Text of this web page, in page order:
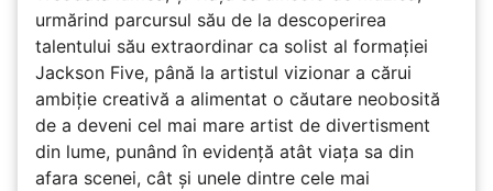
urmărind parcursul său de la descoperirea
talentului său extraordinar ca solist al formației
Jackson Five, până la artistul vizionar a cărui
ambiție creativă a alimentat o căutare neobosită
de a deveni cel mai mare artist de divertisment
din lume, punând în evidență atât viața sa din
afara scenei, cât și unele dintre cele mai